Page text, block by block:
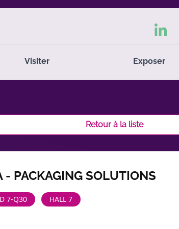
Visiter Exposer
Retour à la liste
- PACKAGING SOLUTIONS
7-Q30 HALL 7